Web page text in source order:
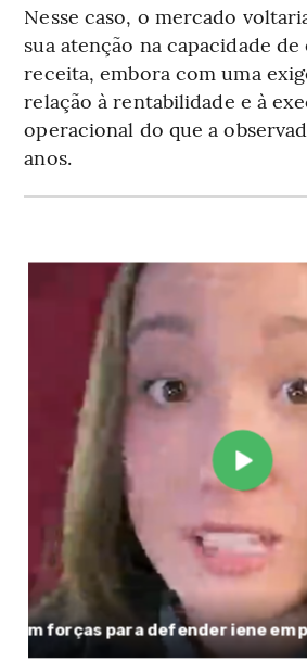
Nesse caso, o mercado
sua atenção na capacidade de
receita, embora com uma
relação à rentabilidade e à
operacional do que a
anos.